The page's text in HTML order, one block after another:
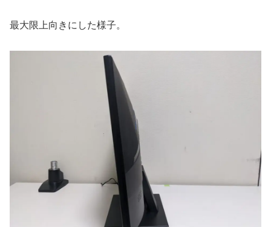
最大限上向きにした様子。